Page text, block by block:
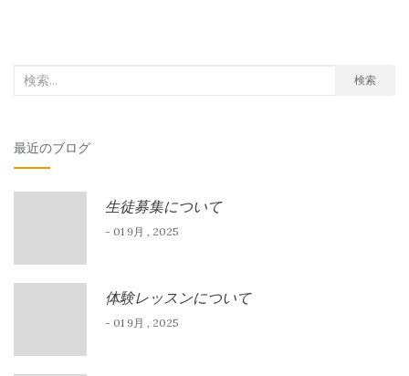
検
象:
検索
最近のブログ
生徒募集について
- 01 9月 , 2025
体験レッスンについて
- 01 9月 , 2025